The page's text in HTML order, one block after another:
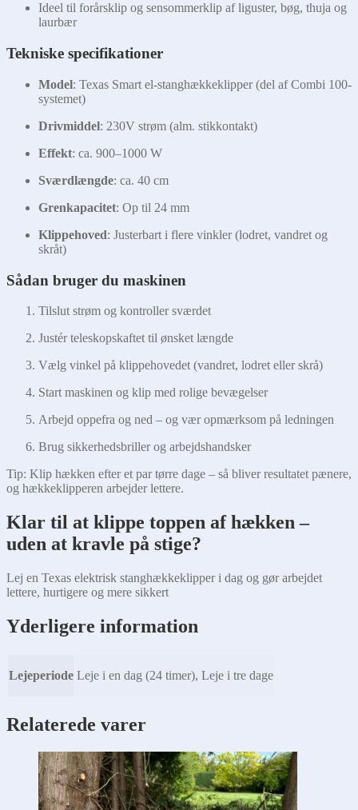
Ideel til forårsklip og sensommerklip af liguster, bøg, thuja og
laurbær
Tekniske specifikationer
Model: Texas Smart el-stanghækkeklipper (del af Combi 100-
systemet)
Drivmiddel: 230V strøm (alm. stikkontakt)
Effekt: ca. 900–1000 W
Sværdlængde: ca. 40 cm
Grenkapacitet: Op til 24 mm
Klippehoved: Justerbart i flere vinkler (lodret, vandret og
skråt)
Sådan bruger du maskinen
Tilslut strøm og kontroller sværdet
Justér teleskopskaftet til ønsket længde
Vælg vinkel på klippehovedet (vandret, lodret eller skrå)
Start maskinen og klip med rolige bevægelser
Arbejd oppefra og ned – og vær opmærksom på ledningen
Brug sikkerhedsbriller og arbejdshandsker
Tip: Klip hækken efter et par tørre dage – så bliver resultatet pænere,
og hækkeklipperen arbejder lettere.
Klar til at klippe toppen af hækken –
uden at kravle på stige?
Lej en Texas elektrisk stanghækkeklipper i dag og gør arbejdet
lettere, hurtigere og mere sikkert
Yderligere information
Lejeperiode Leje i en dag (24 timer), Leje i tre dage
Relaterede varer